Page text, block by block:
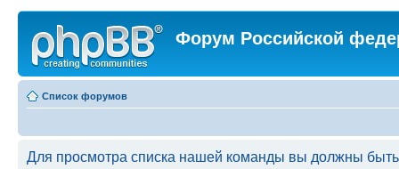
Форум Российской
Список форумов
Для просмотра списка нашей команды вы должны